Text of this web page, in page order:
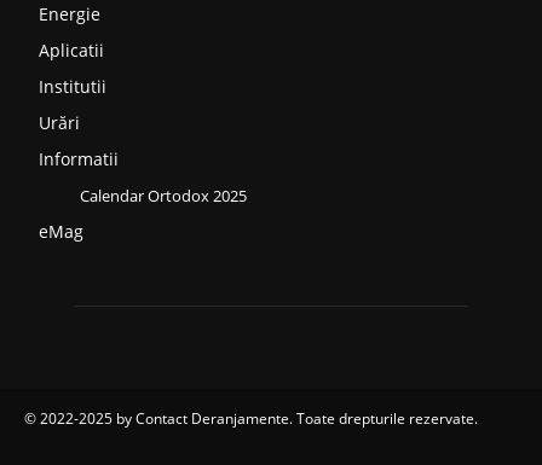
Energie
Aplicatii
Institutii
Urări
Informatii
Calendar Ortodox 2025
eMag
© 2022-2025 byContact Deranjamente. Toate drepturile rezervate.